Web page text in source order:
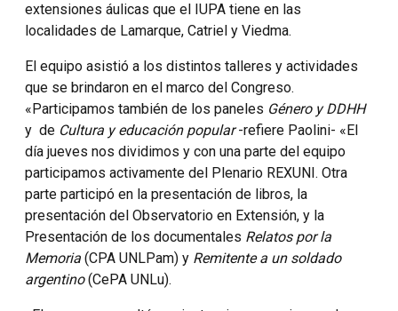
extensiones áulicas que el IUPA tiene en las
localidades de Lamarque, Catriel y Viedma.
El equipo asistió a los distintos talleres y actividades
que se brindaron en el marco del Congreso.
«Participamos también de los paneles Género y DDHH
y de Cultura y educación popular-refiere Paolini- «El
día jueves nos dividimos y con una parte del equipo
participamos activamente del Plenario REXUNI. Otra
parte participó en la presentación de libros, la
presentación del Observatorio en Extensión, y la
Presentación de los documentales Relatos por la
Memoria (CPA UNLPam) y Remitente a un soldado
argentino(CePA UNLu).